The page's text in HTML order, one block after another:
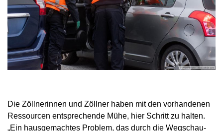
Die Zöllnerinnen und Zöllner haben mit den vorhandenen
Ressourcen entsprechende Mühe, hier Schritt zu halten.
„Ein hausgemachtes Problem, das durch die Wegschau-